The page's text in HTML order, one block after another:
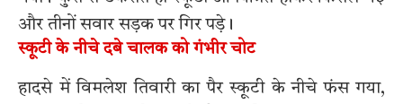
और तीनों सवार सड़क पर गिर पड़े।
स्कूटी के नीचे दबे चालक को गंभीर चोट
हादसे में विमलेश तिवारी का पैर स्कूटी के नीचे फंस गया,